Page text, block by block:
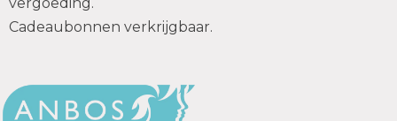
Cadeaubonnen verkrijgbaar.